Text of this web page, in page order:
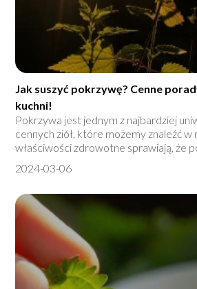
Jak suszyć pokrzywę? Cenne
kuchni!
Pokrzywa jest jednym z najbardziej
cennych ziół, które możemy znaleźć w
właściwości zdrowotne sprawiają, że
2024-03-06